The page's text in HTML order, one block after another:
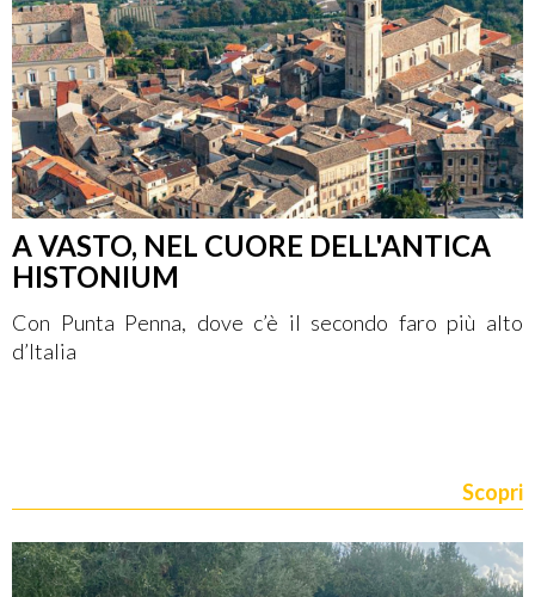
A VASTO, NEL CUORE DELL'ANTICA
HISTONIUM
Con Punta Penna, dove c’è il secondo faro più alto
d’Italia
Scopri